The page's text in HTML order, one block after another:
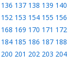
136 137 138 139 140
152 153 154 155 156
168 169 170 171 172
184 185 186 187 188
200 201 202 203 204